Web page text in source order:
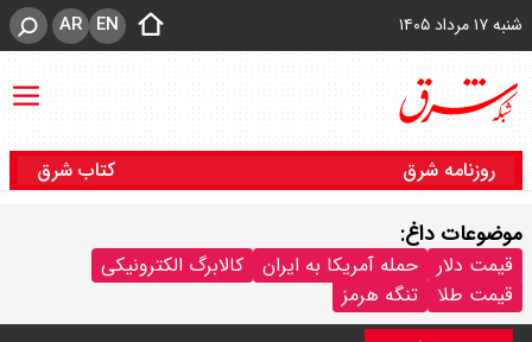
شنبه ۱۷ مرداد ۱۴۰۵ EN
AR
روزنامه شرق کتاب شرق
موضوعات داغ:
قیمت دلار حمله آمریکا به ایران
کالابرگ الکترونیکی
قیمت طلا
تنگه هرمز
قیمت خودرو امروز شنبه ۱۷ مرداد